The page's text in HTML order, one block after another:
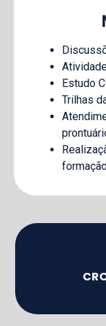
Estudo
Trilhas